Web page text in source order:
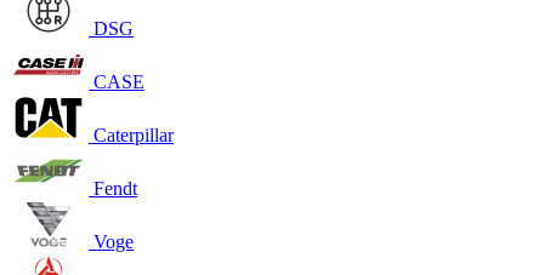
DSG
CASE
Caterpillar
Fendt
Voge